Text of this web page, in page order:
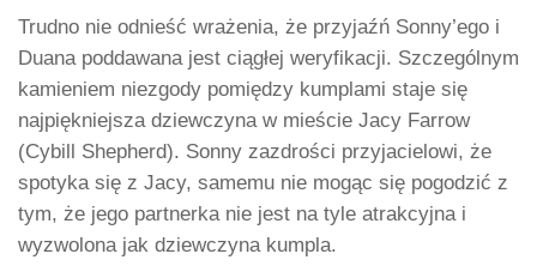
Trudno nie odnieść wrażenia, że przyjaźń Sonny’ego i
Duana poddawana jest ciągłej weryfikacji. Szczególnym
kamieniem niezgody pomiędzy kumplami staje się
najpiękniejsza dziewczyna w mieście Jacy Farrow
(Cybill Shepherd). Sonny zazdrości przyjacielowi, że
spotyka się z Jacy, samemu nie mogąc się pogodzić z
tym, że jego partnerka nie jest na tyle atrakcyjna i
wyzwolona jak dziewczyna kumpla.